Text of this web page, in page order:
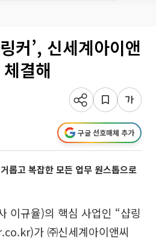
커’, 신세계아이앤
결해
구글 선호매체 추가
롭고 복잡한 모든 업무 원스톱으로
이규율)의 핵심 사업인 “샵링
가 ㈜신세계아이앤씨